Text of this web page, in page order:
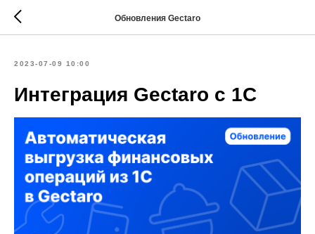
Обновления Gectaro
2023-07-09 10:00
Интеграция Gectaro c 1C